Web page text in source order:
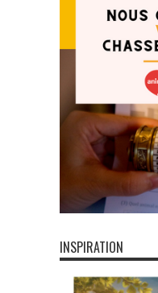
INSPIRATION